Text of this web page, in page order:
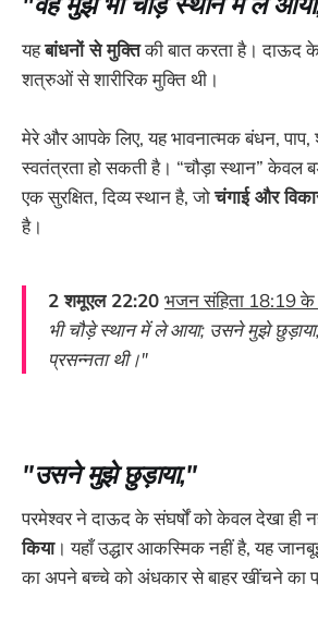
यहबांधनों से मुक्तिकी बात करता है। दाऊद
शत्रुओं से शारीरिक मुक्ति थी।
मेरे और आपके लिए, यह भावनात्मक बंधन, पाप,
स्वतंत्रता हो सकती है। “चौड़ा स्थान” केवल
एक सुरक्षित, दिव्य स्थान है, जोचंगाई और
है।
2 शमूएल 22:20 भजन संहिता 18:19 के
भी चौड़े स्थान में ले आया; उसने मुझे
प्रसन्नता थी।"
"उसने मुझे छुड़ाया,"
परमेश्वर ने दाऊद के संघर्षों को केवल देखा ही
किया। यहाँ उद्धार आकस्मिक नहीं है, यह
का अपने बच्चे को अंधकार से बाहर खींचने का